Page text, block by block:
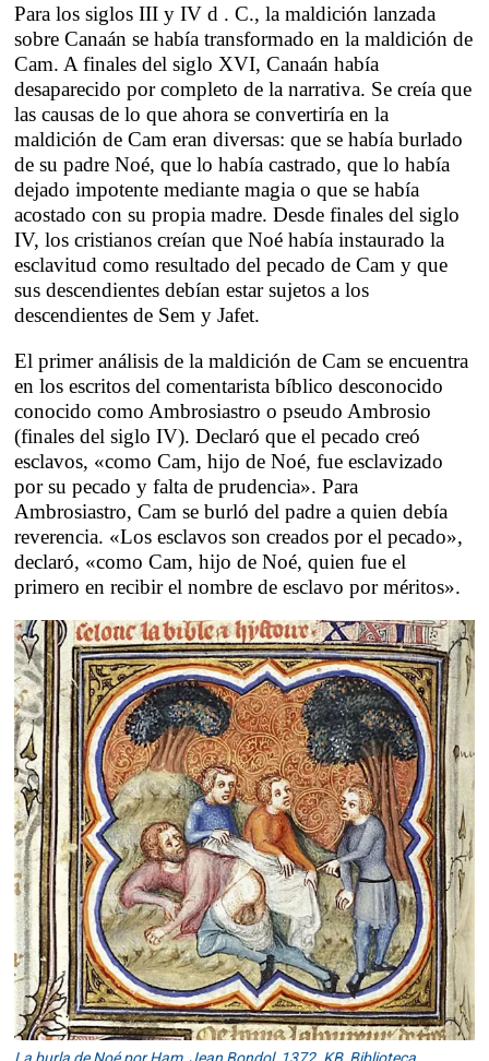
Para los siglos III y IVd . C., la maldición lanzada
sobre Canaán se había transformado en la maldición de
Cam. A finales del siglo XVI, Canaán había
desaparecido por completo de la narrativa. Se creía que
las causas de lo que ahora se convertiría en la
maldición de Cam eran diversas: que se había burlado
de su padre Noé, que lo había castrado, que lo había
dejado impotente mediante magia o que se había
acostado con su propiamadre. Desde finales del siglo
IV, los cristianos creían que Noé había instaurado la
esclavitud como resultado del pecado de Cam y que
sus descendientes debían estar sujetos a los
descendientes de Sem y Jafet.
El primer análisis de la maldición de Cam se encuentra
en los escritos del comentarista bíblico desconocido
conocido como Ambrosiastro o pseudo Ambrosio
(finales del siglo IV). Declaró que el pecado creó
esclavos, «como Cam, hijo de Noé, fue esclavizado
por su pecado y falta de prudencia». Para
Ambrosiastro, Cam se burló del padre a quien debía
reverencia. «Los esclavos son creados por el pecado»,
declaró, «como Cam, hijo de Noé, quien fue el
primero en recibir el nombre de esclavo por méritos».